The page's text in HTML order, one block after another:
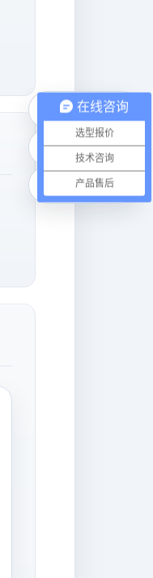
电话咨询
微信联系
在线咨询
在线咨询
选型报价
技术咨询
产品售后